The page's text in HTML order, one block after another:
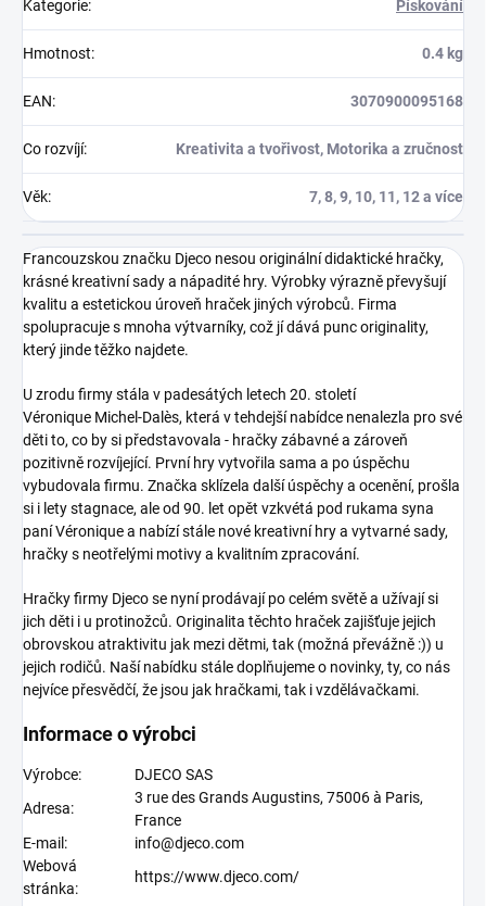
Kategorie: Pískování
Hmotnost: 0.4 kg
EAN: 3070900095168
Co rozvíjí: Kreativita a tvořivost, Motorika a zručnost
Věk: 7, 8, 9, 10, 11, 12 a více
Francouzskou značku Djeco nesou originální didaktické hračky,
krásné kreativní sady a nápadité hry. Výrobky výrazně převyšují
kvalitu a estetickou úroveň hraček jiných výrobců. Firma
spolupracuje s mnoha výtvarníky, což jí dává punc originality,
který jinde těžko najdete.
U zrodu firmy stála v padesátých letech 20. století
Véronique Michel-Dalès, která v tehdejší nabídce nenalezla pro své
děti to, co by si představovala - hračky zábavné a zároveň
pozitivně rozvíjející. První hry vytvořila sama a po úspěchu
vybudovala firmu. Značka sklízela další úspěchy a ocenění, prošla
si i lety stagnace, ale od 90. let opět vzkvétá pod rukama syna
paní Véronique a nabízí stále nové kreativní hry a vytvarné sady,
hračky s neotřelými motivy a kvalitním zpracování.
Hračky firmy Djecose nyní prodávají po celém světě a užívají si
jich děti i u protinožců. Originalita těchto hraček zajišťuje jejich
obrovskou atraktivitu jak mezi dětmi, tak (možná převážně :)) u
jejich rodičů. Naší nabídku stále doplňujeme o novinky, ty, co nás
nejvíce přesvědčí, že jsou jak hračkami, tak i vzdělávačkami.
Informace o výrobci
Výrobce:
DJECO SAS
Adresa:
3 rue des Grands Augustins, 75006 à Paris,
France
E-mail:
info@djeco.com
Webová
stránka:
https://www.djeco.com/